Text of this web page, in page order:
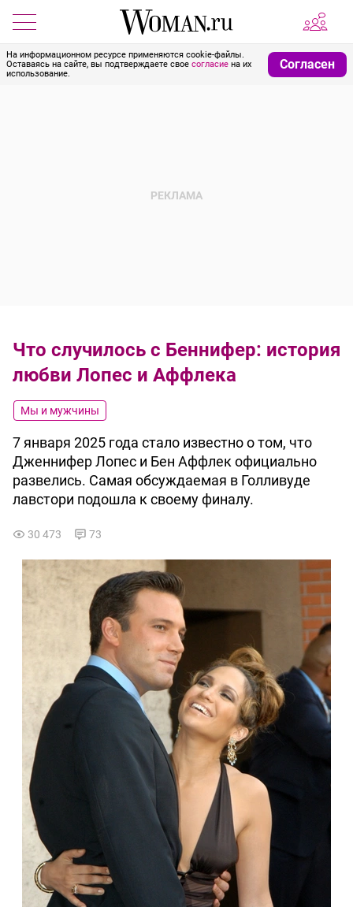
На информационном ресурсе применяются cookie-файлы.
Оставаясь на сайте, вы подтверждаете свое согласие на их
использование.
Согласен
Что случилось с Беннифер: история
любви Лопес и Аффлека
Мы и мужчины
7 января 2025 года стало известно о том, что
Дженнифер Лопес и Бен Аффлек официально
развелись. Самая обсуждаемая в Голливуде
лавстори подошла к своему финалу.
30 473 73